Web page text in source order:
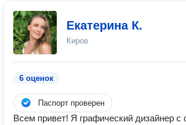
Екатерина К.
Киров
6 оценок
Паспорт проверен
Всем привет! Я графический дизайнер